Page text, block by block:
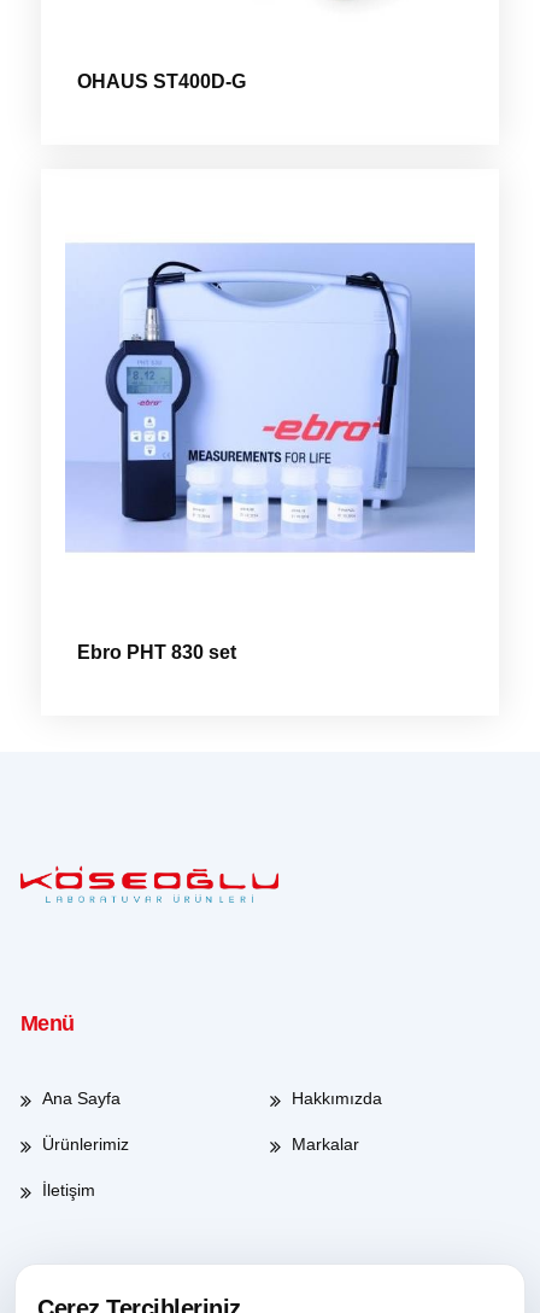
OHAUS ST400D-G
Ebro PHT 830 set
Menü
Ana Sayfa Hakkımızda
Ürünlerimiz Markalar
İletişim
Çalışma Saatleri